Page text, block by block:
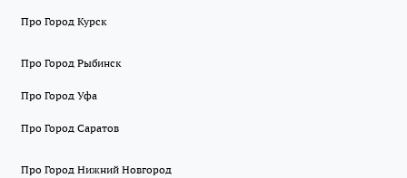
Про Город Курск
Про Город Рыбинск
Про Город Уфа
Про Город Саратов
Про Город Нижний Новгород